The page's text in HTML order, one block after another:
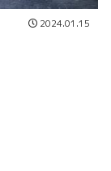
2024.01.15